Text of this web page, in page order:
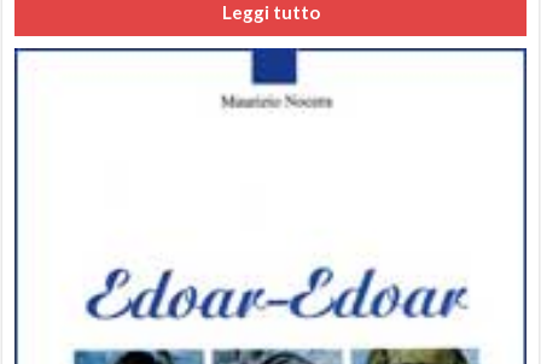
Leggi tutto